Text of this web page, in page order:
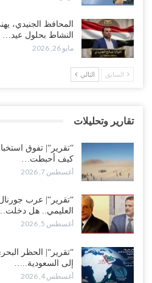
مليون برميل يشعل غضب حضرموت..!
أغسطس 4, 2026
مدير مكتب العليمي يقدم استقالته..
“تعز“| وسط إعادة رسم النفوذ السعودي..
بالتهريب وعينه على المحافظ..!
أغسطس 4, 2026
“شبوة“| مع تحشيدات عسكرية تنذر بجولة
تعيد تحشيد قواتها في أهم سواحل اليمن
أغسطس 4, 2026
أغسطس 4, 2026
المحافظ الجنيدي،
النشاط بحلول عيد…
مايو 26, 2026
السابق التالي
تقارير وتحليلات
“تقرير“| تفوق
كيف أحبطت…
أغسطس 7, 2026
“تقرير“| عرب
العليمي.. هل
أغسطس 5, 2026
“تقرير“| الحظر
إلى السعودية..…
أغسطس 4, 2026